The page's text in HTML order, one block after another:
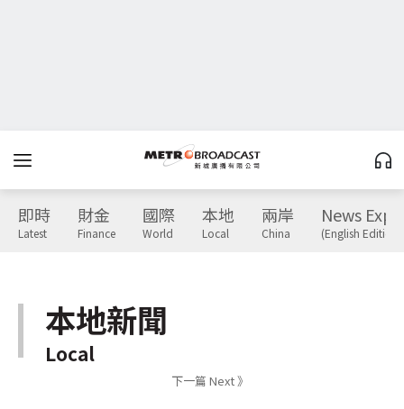
即時
Latest
財金
Finance
國際
World
本地
Local
兩岸
China
News
(English Edition)
本地新聞
Local
下一篇 Next 》